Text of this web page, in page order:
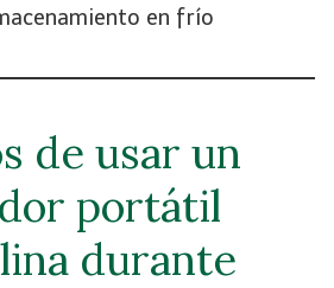
en frío
de usar un
portátil
durante